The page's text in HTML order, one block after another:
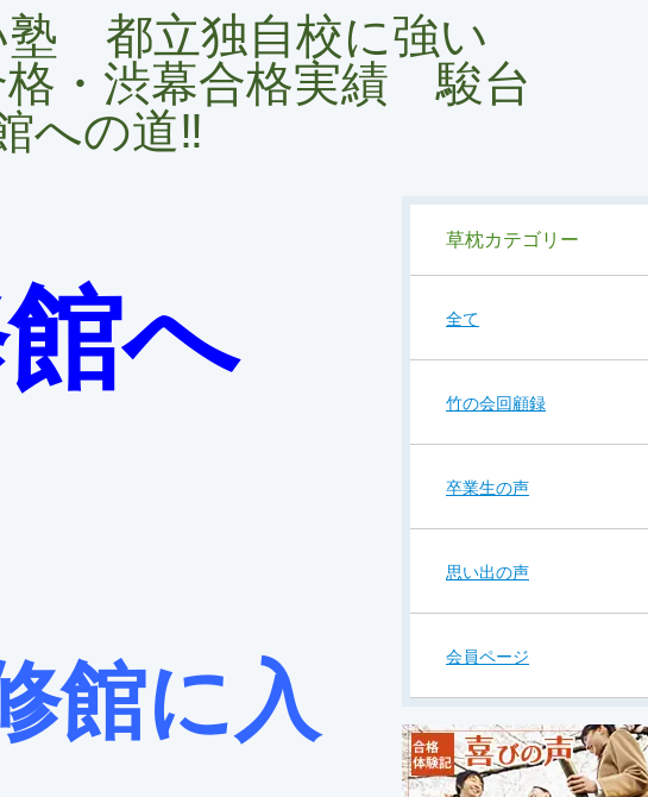
塾 都立独自校に強い
・渋幕合格実績 駿台
への道‼️
へ
館に入
草枕カテゴリー
全て
竹の会回顧録
卒業生の声
思い出の声
会員ページ